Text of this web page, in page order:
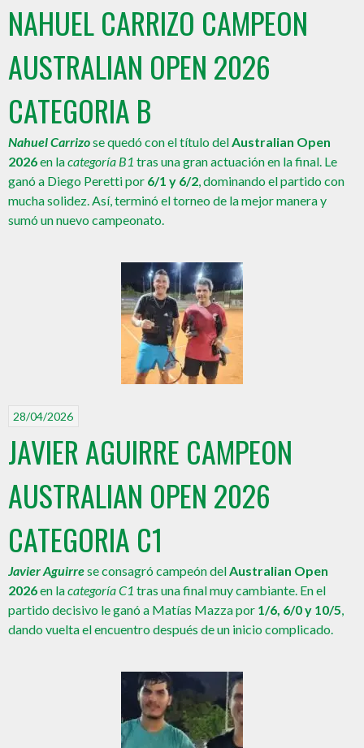
NAHUEL CARRIZO CAMPEON
AUSTRALIAN OPEN 2026
CATEGORIA B
Nahuel Carrizose quedó con el título delAustralian Open
2026en lacategoría B1 tras una gran actuación en la final. Le
ganó a Diego Peretti por 6/1 y 6/2, dominando el partido con
mucha solidez. Así, terminó el torneo de la mejor manera y
sumó un nuevo campeonato.
28/04/2026
JAVIER AGUIRRE CAMPEON
AUSTRALIAN OPEN 2026
CATEGORIA C1
Javier Aguirrese consagró campeón del Australian Open
2026en lacategoría C1 tras una final muy cambiante. En el
partido decisivo le ganó a Matías Mazza por 1/6, 6/0 y 10/5
dando vuelta el encuentro después de un inicio complicado.